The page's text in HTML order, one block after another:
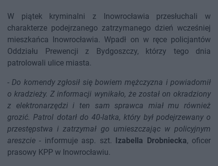
W piątek kryminalni z Inowrocławia przesłuchali w
charakterze podejrzanego zatrzymanego dzień wcześniej
mieszkańca Inowrocławia. Wpadł on w ręce policjantów
Oddziału Prewencji z Bydgoszczy, którzy tego dnia
patrolowali ulice miasta.
-Do komendy zgłosił się bowiem mężczyzna i powiadomił
o kradzieży. Z informacji wynikało, że został on okradziony
z elektronarzędzi i ten sam sprawca miał mu również
grozić. Patrol dotarł do 40-latka, który był podejrzewany o
przestępstwa i zatrzymał go umieszczając w policyjnym
areszcie - informuje asp. szt. Izabella Drobniecka, oficer
prasowy KPP w Inowrocławiu.